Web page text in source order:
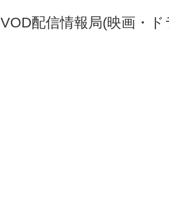
VOD配信情報局(映画・